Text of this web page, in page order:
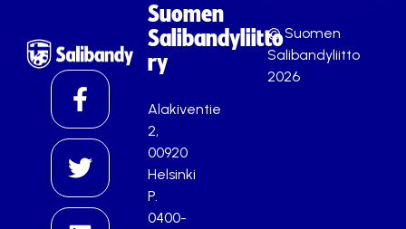
Suomen
Salibandyliitto
ry
Alakiventie
2,
00920
Helsinki
P.
0400-
© Suomen
Salibandyliitto
2026